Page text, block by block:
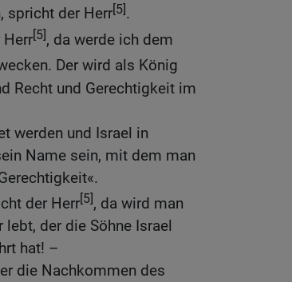
spricht der Herr[5].
Herr[5], da werde ich dem
Der wird als König
Recht und Gerechtigkeit im
werden und Israel in
Name sein, mit dem man
der Herr[5], da wird man
der die Söhne Israel
hat! –
die Nachkommen des